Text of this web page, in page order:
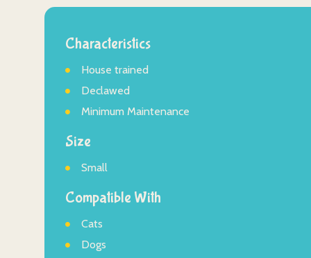
Characteristics
House trained
Declawed
Minimum Maintenance
Size
Small
Compatible With
Cats
Dogs